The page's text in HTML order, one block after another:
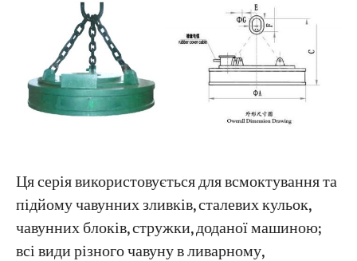
Проекти
Блоги
Новини
Програми
Про нас
Ця серія використовується для всмоктування та
підйому чавунних зливків, сталевих кульок,
чавунних блоків, стружки, доданої машиною;
всі види різного чавуну в ливарному,